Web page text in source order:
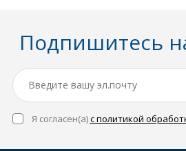
Подпишитесь
Я согласен(a)с политикой